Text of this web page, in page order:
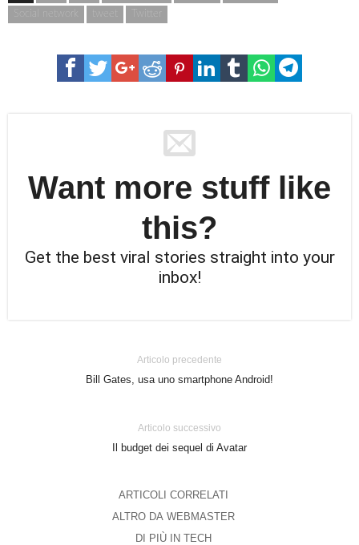
Social network
Twitter
Want more stuff like
this?
Get the best viral stories straight into your
inbox!
Articolo precedente
Bill Gates, usa uno smartphone Android!
Articolo successivo
Il budget dei sequel di Avatar
ARTICOLI CORRELATI
ALTRO DA WEBMASTER
DI PIÙ IN TECH